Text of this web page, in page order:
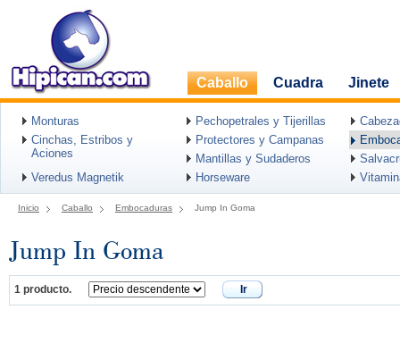
Caballo Cuadra Jinete
Monturas Pechopetrales y Tijerillas
Cinchas, Estribos y
Aciones
Protectores y Campanas
Mantillas y Sudaderos
Veredus Magnetik
Horseware
Inicio Caballo Embocaduras Jump In Goma
Jump In Goma
1 producto. Ir